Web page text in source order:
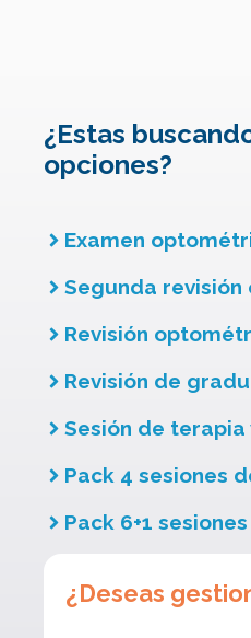
¿Estas
opciones?
Examen
Segunda
Revisión
Revisión de
Sesión de terapia
Pack 4 sesiones
Pack 6+1
¿Deseas